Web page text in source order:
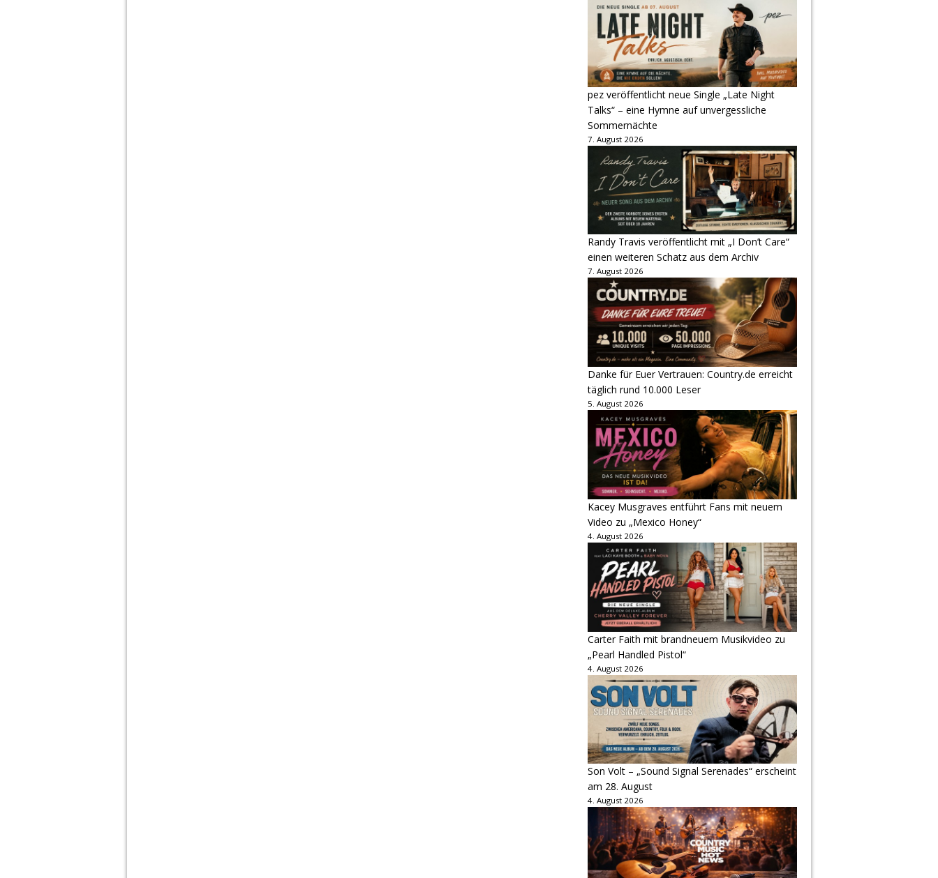
pez veröffentlicht neue Single „Late Night
Talks“ – eine Hymne auf unvergessliche
Sommernächte
7. August 2026
Randy Travis veröffentlicht mit „I Don’t Care“
einen weiteren Schatz aus dem Archiv
7. August 2026
Danke für Euer Vertrauen: Country.de erreicht
täglich rund 10.000 Leser
5. August 2026
Kacey Musgraves entführt Fans mit neuem
Video zu „Mexico Honey“
4. August 2026
Carter Faith mit brandneuem Musikvideo zu
„Pearl Handled Pistol“
4. August 2026
Son Volt – „Sound Signal Serenades“ erscheint
am 28. August
4. August 2026